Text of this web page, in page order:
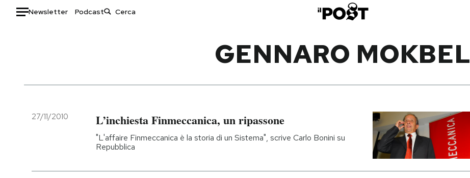
Newsletter Podcast
Italia
Politica
Cultura
Moda
Ok Boomer!
Europa
GENNARO MOKBEL
27/11/2010 L’inchiesta Finmeccanica, un ripassone
"L'affaire Finmeccanica è la storia di un Sistema", scrive Carlo Bonini su
Repubblica